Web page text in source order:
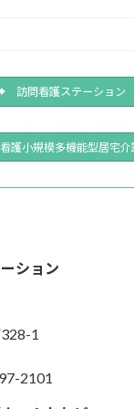
訪問看護ステーション
小規模多機能型居宅介
ション
1
2101